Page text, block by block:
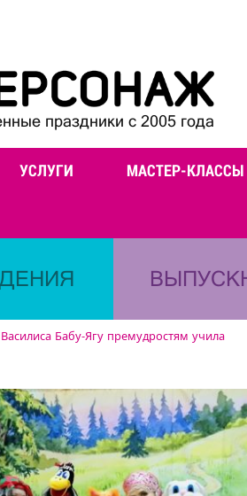
праздники с 2005 года
УСЛУГИ МАСТЕР-КЛАССЫ
Бабу-Ягу премудростям учила